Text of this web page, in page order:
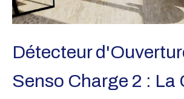
Détecteur
Senso Charge 2 : La